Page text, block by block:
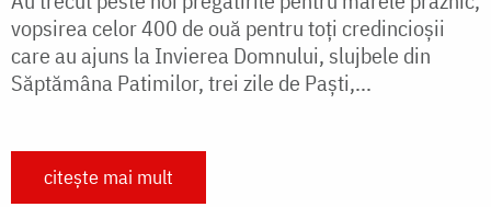
fiideajutor.ro, Platforma Faptelor Bune, lansează un
nou proiect cu profundă încărcătură artistică și
spirituală: „Din mâinile lor, în inima ta”, o serie de
licitații caritabile online cu lucrări...
citește mai mult